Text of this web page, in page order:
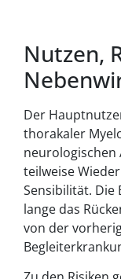
Nutzen,
Der
thorakaler
neurologischen
teilweise
Sensibilität. Die
lange das
von der